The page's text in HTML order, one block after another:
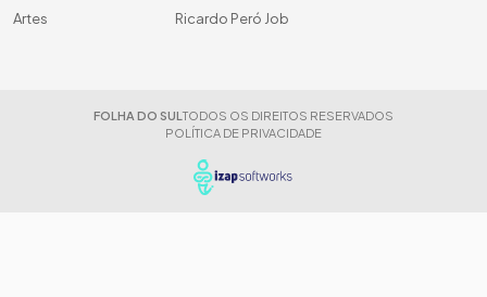
Artes
Ricardo Peró Job
FOLHA DO SUL TODOS OS DIREITOS RESERVADOS
POLÍTICA DE PRIVACIDADE